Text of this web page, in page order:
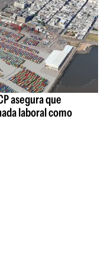
asegura que
laboral como